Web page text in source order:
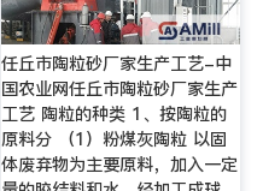
任丘市陶粒砂厂家生产工艺-中
国农业网任丘市陶粒砂厂家生产
工艺 陶粒的种类 1、按陶粒的
原料分 （1）粉煤灰陶粒 以固
体废弃物为主要原料，加入一定